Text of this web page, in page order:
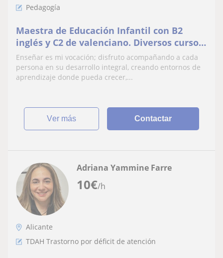
Pedagogía
Maestra de Educación Infantil con B2
inglés y C2 de valenciano. Diversos cursos
sobre metodología, tutoría, evaluación e
IA.
Enseñar es mi vocación; disfruto acompañando a cada
persona en su desarrollo integral, creando entornos de
aprendizaje donde pueda crecer,...
ver más Contactar
10€/h
Adriana Yammine Farre
Alicante
TDAH Trastorno por déficit de atención